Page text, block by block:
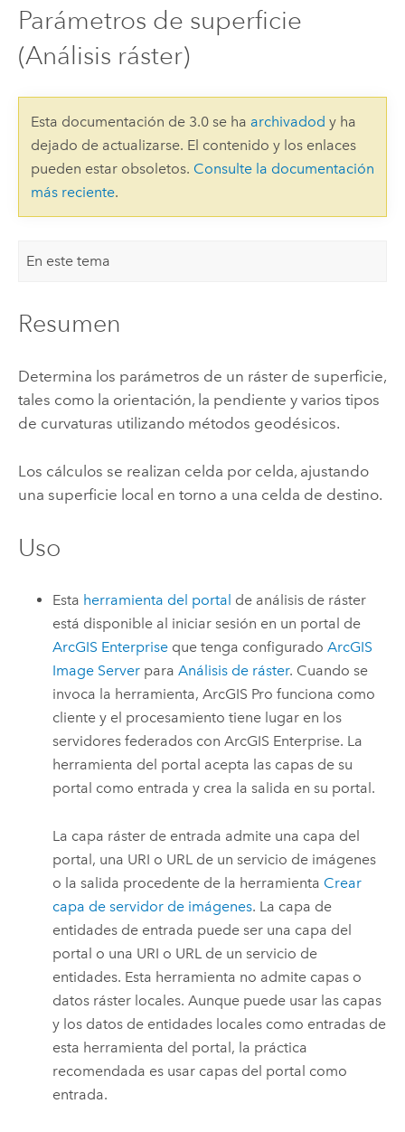
Parámetros de superficie
(Análisis ráster)
Esta documentación de 3.0 se ha archivadod y ha
dejado de actualizarse. El contenido y los enlaces
pueden estar obsoletos. Consulte la documentación
más reciente.
En este tema
Resumen
Determina los parámetros de un ráster de superficie,
tales como la orientación, la pendiente y varios tipos
de curvaturas utilizando métodos geodésicos.
Los cálculos se realizan celda por celda, ajustando
una superficie local en torno a una celda de destino.
Uso
Esta herramienta del portal de análisis de ráster
está disponible al iniciar sesión en un portal de
ArcGIS Enterprise que tenga configuradoArcGIS
Image Server paraAnálisis de ráster. Cuando se
invoca la herramienta,ArcGIS Pro funciona como
cliente y el procesamiento tiene lugar en los
servidores federados conArcGIS Enterprise. La
herramienta del portal acepta las capas de su
portal como entrada y crea la salida en su portal.
La capa ráster de entrada admite una capa del
portal, una URI o URL de un servicio de imágenes
o la salida procedente de la herramienta Crear
capa de servidor de imágenes. La capa de
entidades de entrada puede ser una capa del
portal o una URI o URL de un servicio de
entidades. Esta herramienta no admite capas o
datos ráster locales. Aunque puede usar las capas
y los datos de entidades locales como entradas de
esta herramienta del portal, la práctica
recomendada es usar capas del portal como
entrada.